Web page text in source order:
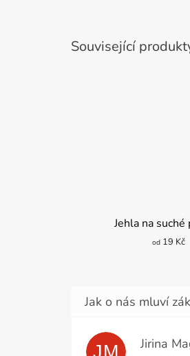
Související
Jehla na
od19 Kč
JM Jirina